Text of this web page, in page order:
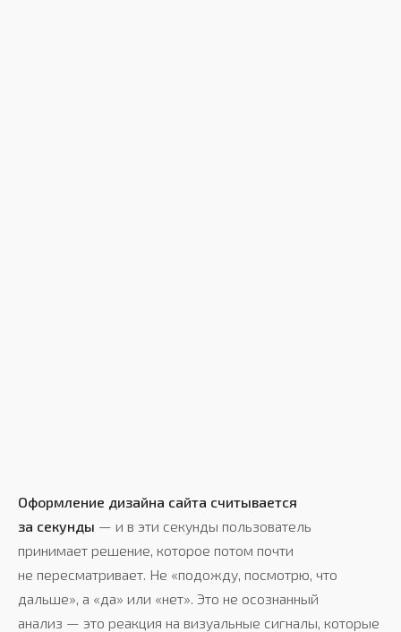
Оформление дизайна сайта считывается
за секунды — и в эти секунды пользователь
принимает решение, которое потом почти
не пересматривает. Не «подожду, посмотрю, что
дальше», а «да» или «нет». Это не осознанный
анализ — это реакция на визуальные сигналы, которые